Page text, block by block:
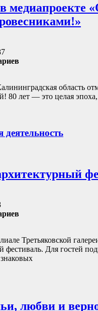
медиапроекте
область
80 лет — это целая эпоха,
деятельность
Третьяковской
фестиваль. Для гостей
любви и